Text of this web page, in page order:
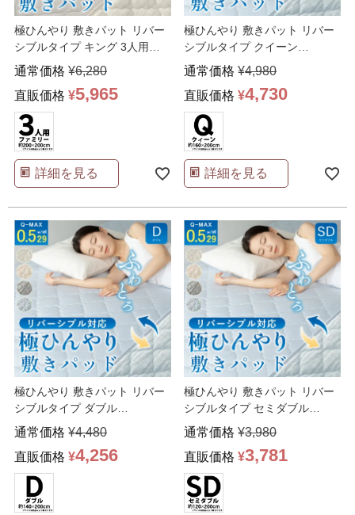
極ひんやり 敷きパット リバー
シブルタイプ キング 3人用
200×200cm…
通常価格 ¥6,280
直販価格 ¥5,965
詳細を見る
極ひんやり 敷きパット リバー
シブルタイプ クイーン
160×200cm 吸湿…
通常価格 ¥4,980
直販価格 ¥4,730
詳細を見る
極ひんやり 敷きパット リバー
シブルタイプ ダブル
140×200cm 吸湿 冷
通常価格 ¥4,480
直販価格 ¥4,256
極ひんやり 敷きパット リバー
シブルタイプ セミダブル
120×200cm 吸湿 …
通常価格 ¥3,980
直販価格 ¥3,781